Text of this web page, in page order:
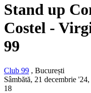
Stand up
Costel -
99
Club 99 , București
Sâmbătă, 21 decembrie
18